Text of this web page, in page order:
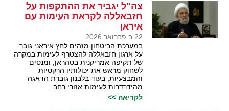
צה"ל יגביר את ההתקפות על
חזבאללה לקראת העימות עם
איראן
22 ב פברואר 2026
במערכת הביטחון מזהים לחץ איראני גובר
על ארגון חזבאללה להצטרף לעימות במקרה
של תקיפה אמריקנית בטהראן, ומנסים
לשחוק מראש את יכולותיו הרקטיות
והמבצעיות, בעוד בלבנון גוברת הדאגה
מהידרדרות לעימות אזורי רחב.
לקריאה >>